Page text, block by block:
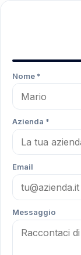
Nome *
Azienda *
Email
Messaggio